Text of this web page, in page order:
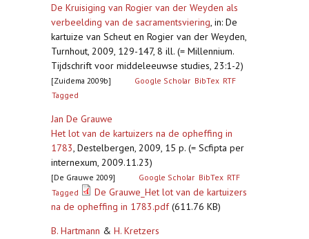
De Kruisiging van Rogier van der Weyden als
verbeelding van de sacramentsviering, in: De
kartuize van Scheut en Rogier van der Weyden,
Turnhout, 2009, 129-147, 8 ill. (= Millennium.
Tijdschrift voor middeleeuwse studies, 23:1-2)
[Zuidema 2009b] Google Scholar BibTex RTF
Tagged
Jan De Grauwe
Het lot van de kartuizers na de opheffing in
1783, Destelbergen, 2009, 15 p. (= Scfipta per
internexum, 2009.11.23)
[De Grauwe 2009] Google Scholar BibTex RTF
Tagged
De Grauwe_Het lot van de kartuizers
na de opheffing in 1783.pdf(611.76 KB)
B. Hartmann & H. Kretzers